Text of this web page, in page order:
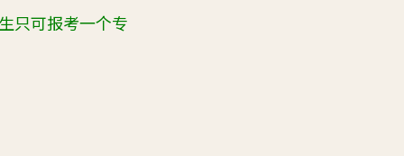
只可报考一个专